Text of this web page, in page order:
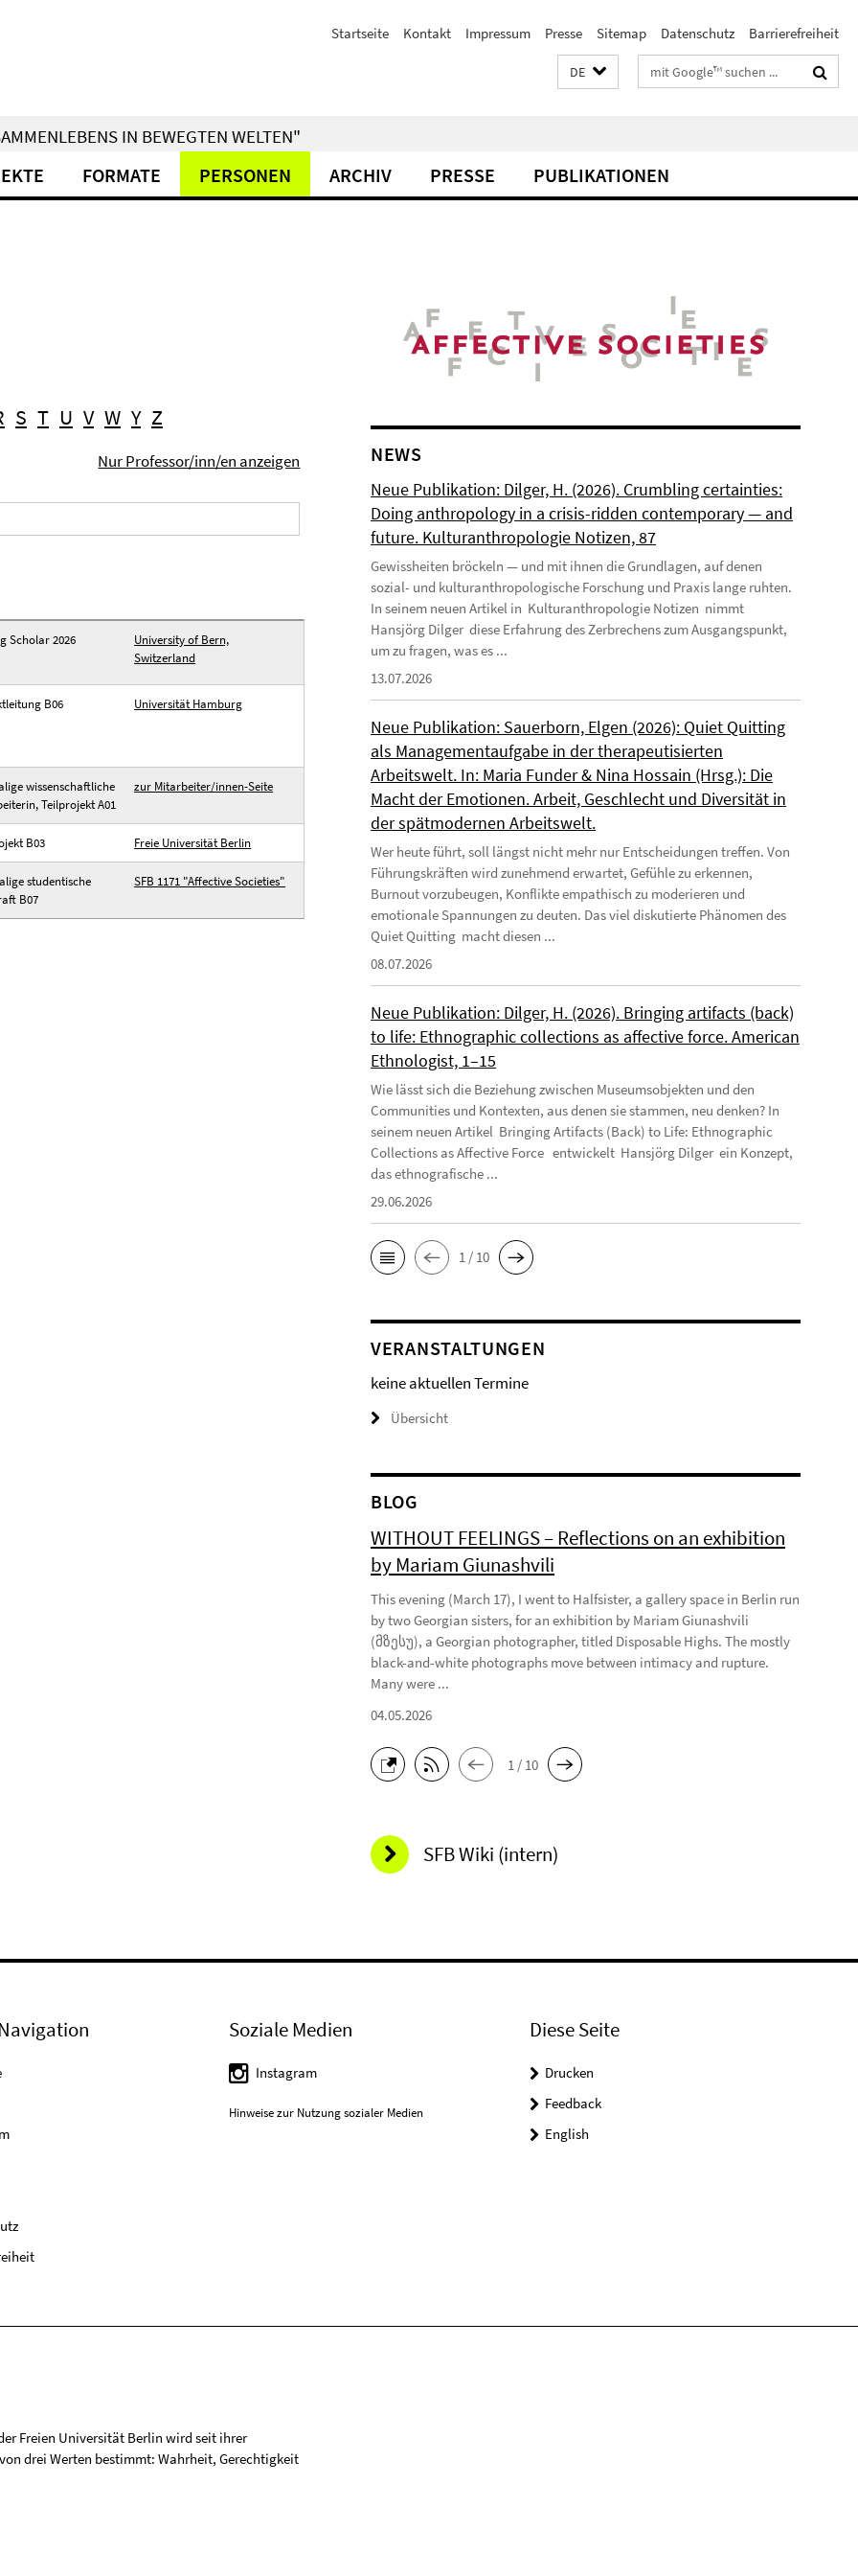
Startseite Kontakt Impressum Presse Sitemap Datenschutz Barrierefreiheit
DE Suchbegriffe
IN BEWEGTEN WELTEN"
FORMATE PERSONEN ARCHIV PRESSE PUBLIKATIONEN
S T U V W Y Z
Nur Professor/inn/en anzeigen
Scholar 2026
University of Bern,
Switzerland
B06 Universität Hamburg
wissenschaftliche
Teilprojekt A01
zur Mitarbeiter/innen-Seite
B03 Freie Universität Berlin
studentische
B07
SFB 1171 "Affective Societies"
NEWS
Neue Publikation: Dilger, H. (2026). Crumbling certainties:
Doing anthropology in a crisis-ridden contemporary — and
future. Kulturanthropologie Notizen, 87
Gewissheiten bröckeln — und mit ihnen die Grundlagen, auf denen
sozial- und kulturanthropologische Forschung und Praxis lange ruhten.
In seinem neuen Artikel in Kulturanthropologie Notizen nimmt
Hansjörg Dilger diese Erfahrung des Zerbrechens zum Ausgangspunkt,
um zu fragen, was es ...
13.07.2026
Neue Publikation: Sauerborn, Elgen (2026): Quiet Quitting
als Managementaufgabe in der therapeutisierten
Arbeitswelt. In: Maria Funder & Nina Hossain (Hrsg.): Die
Macht der Emotionen. Arbeit, Geschlecht und Diversität in
der spätmodernen Arbeitswelt.
Wer heute führt, soll längst nicht mehr nur Entscheidungen treffen. Von
Führungskräften wird zunehmend erwartet, Gefühle zu erkennen,
Burnout vorzubeugen, Konflikte empathisch zu moderieren und
emotionale Spannungen zu deuten. Das viel diskutierte Phänomen des
Quiet Quitting macht diesen ...
08.07.2026
Neue Publikation: Dilger, H. (2026). Bringing artifacts (back)
to life: Ethnographic collections as affective force. American
Ethnologist, 1–15
Wie lässt sich die Beziehung zwischen Museumsobjekten und den
Communities und Kontexten, aus denen sie stammen, neu denken? In
seinem neuen Artikel Bringing Artifacts (Back) to Life: Ethnographic
Collections as Affective Force entwickelt Hansjörg Dilger ein Konzept,
das ethnografische ...
29.06.2026
1 / 10
VERANSTALTUNGEN
keine aktuellen Termine
Übersicht
BLOG
WITHOUT FEELINGS – Reflections on an exhibition
by Mariam Giunashvili
This evening (March 17), I went to Halfsister, a gallery space in Berlin run
by two Georgian sisters, for an exhibition by Mariam Giunashvili
(მზესუ), a Georgian photographer, titled Disposable Highs. The mostly
black-and-white photographs move between intimacy and rupture.
Many were ...
04.05.2026
1 / 10
SFB Wiki (intern)
Soziale Medien
Instagram
Hinweise zur Nutzung sozialer Medien
Diese Seite
Drucken
Feedback
English
Freien Universität Berlin wird seit ihrer
drei Werten bestimmt: Wahrheit, Gerechtigkeit